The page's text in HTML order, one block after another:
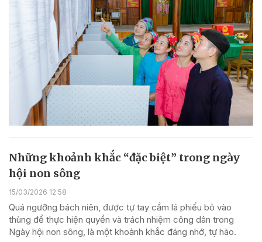
Những khoảnh khắc “đặc biệt” trong ngày
hội non sông
15/03/2026 12:58
Quá ngưỡng bách niên, được tự tay cầm lá phiếu bỏ vào
thùng để thực hiện quyền và trách nhiệm công dân trong
Ngày hội non sông, là một khoảnh khắc đáng nhớ, tự hào.